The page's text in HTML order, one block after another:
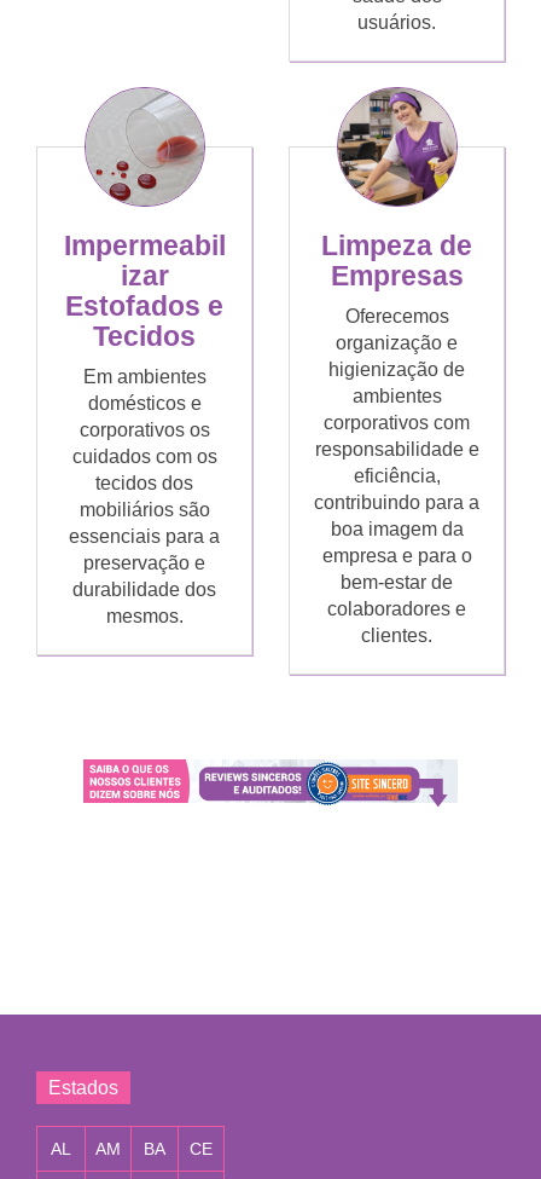
usuários.
Impermeabil
izar
Estofados e
Tecidos
Em ambientes
domésticos e
corporativos os
cuidados com os
tecidos dos
mobiliários são
essenciais para a
preservação e
durabilidade dos
mesmos.
Limpeza de
Empresas
Oferecemos
organização e
higienização de
ambientes
corporativos com
responsabilidade e
eficiência,
contribuindo para a
boa imagem da
empresa e para o
bem-estar de
colaboradores e
clientes.
Estados
AL AM BA CE